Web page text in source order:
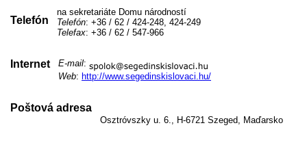
Telefón
na sekretariáte Domu národností
Telefón: +36 / 62 / 424-248, 424-249
Telefax: +36 / 62 / 547-966
Internet E-mail:
Web: http://www.segedinskislovaci.hu/
Poštová adresa
Osztróvszky u. 6., H-6721 Szeged, Maďarsko